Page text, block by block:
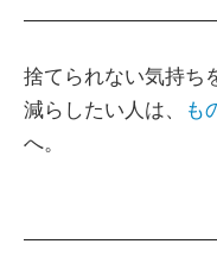
捨てられない気持ち
減らしたい人は、
も
へ。